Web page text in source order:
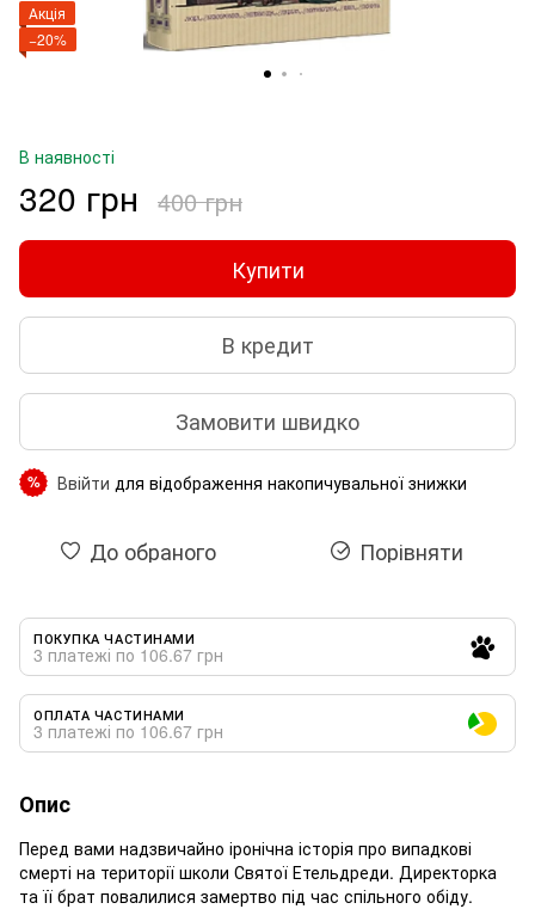
Акція
−20%
В наявності
320 грн 400 грн
Купити
В кредит
Замовити швидко
% Ввійти для відображення накопичувальної знижки
До обраного Порівняти
ПОКУПКА ЧАСТИНАМИ
3 платежі по 106.67 грн
ОПЛАТА ЧАСТИНАМИ
3 платежі по 106.67 грн
Опис
Перед вами надзвичайно іронічна історія про випадкові
смерті на території школи Святої Етельдреди. Директорка
та її брат повалилися замертво під час спільного обіду.